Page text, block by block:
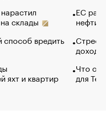
склады
способ вредить
яхт и квартир
ЕС
нефти
Что
для